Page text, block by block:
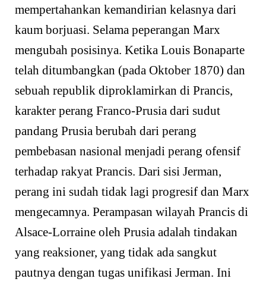
mempertahankan kemandirian kelasnya dari
kaum borjuasi. Selama peperangan Marx
mengubah posisinya. Ketika Louis Bonaparte
telah ditumbangkan (pada Oktober 1870) dan
sebuah republik diproklamirkan di Prancis,
karakter perang Franco-Prusia dari sudut
pandang Prusia berubah dari perang
pembebasan nasional menjadi perang ofensif
terhadap rakyat Prancis. Dari sisi Jerman,
perang ini sudah tidak lagi progresif dan Marx
mengecamnya. Perampasan wilayah Prancis di
Alsace-Lorraine oleh Prusia adalah tindakan
yang reaksioner, yang tidak ada sangkut
pautnya dengan tugas unifikasi Jerman. Ini